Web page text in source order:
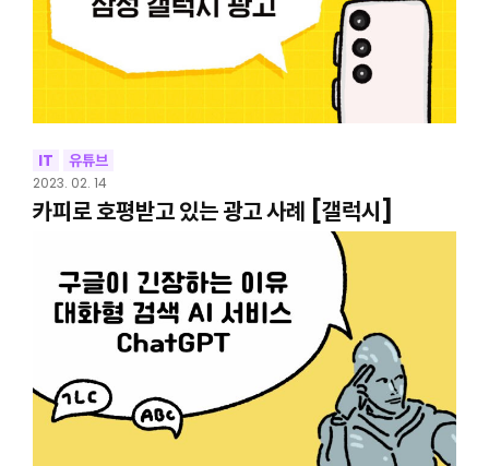
IT 유튜브
2023. 02. 14
카피로 호평받고 있는 광고 사례 [갤럭시]